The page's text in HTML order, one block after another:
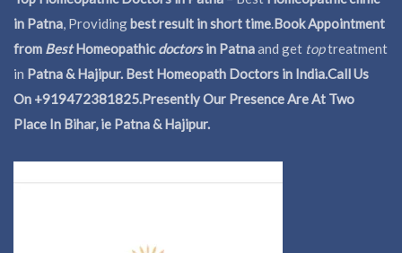
in Patna, Providingbest result in short time.Book Appointment
from BestHomeopathicdoctorsin Patnaand get toptreatment
in Patna & Hajipur. Best Homeopath Doctors in India.Call Us
On +919472381825.Presently Our Presence Are At Two
Place In Bihar, ie Patna & Hajipur.